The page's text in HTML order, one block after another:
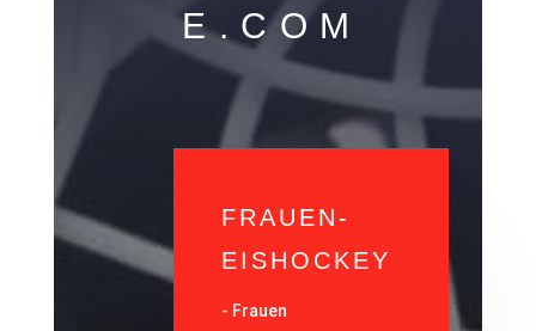
E.COM
FRAUEN-
EISHOCKEY
- Frauen